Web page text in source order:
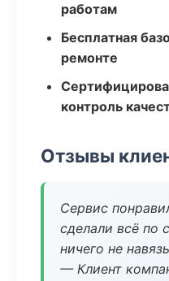
работам
Бесплатная
ремонте
контроль
Отзывы
Сервис
сделали всё по
ничего не
— Клиент